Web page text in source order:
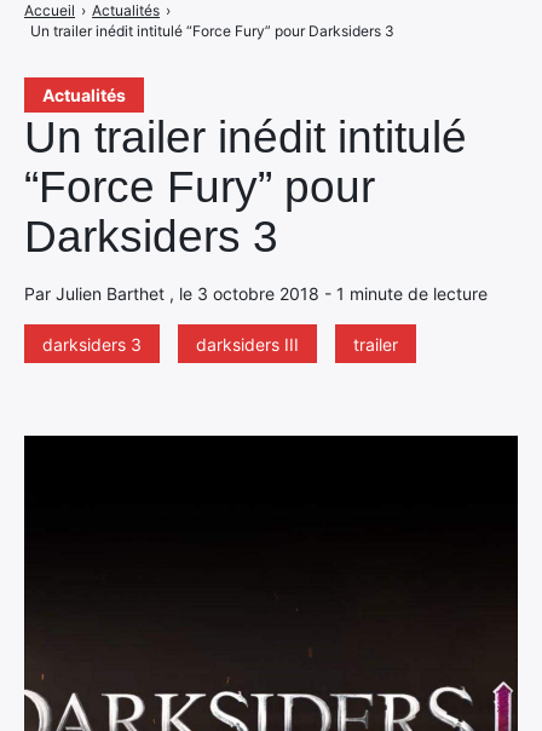
Actualités
Un trailer inédit intitulé
“Force Fury” pour
Darksiders 3
Par Julien Barthet , le 3 octobre 2018 - 1 minute de lecture
darksiders 3 darksiders III trailer
Accueil › Actualités ›
Un trailer inédit intitulé “Force Fury” pour Darksiders 3